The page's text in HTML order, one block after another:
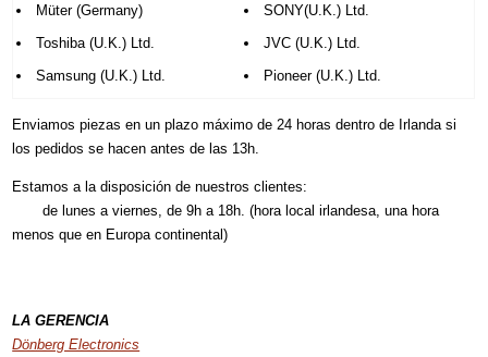
Müter (Germany)
Toshiba (U.K.) Ltd.
Samsung (U.K.) Ltd.
SONY(U.K.) Ltd.
JVC (U.K.) Ltd.
Pioneer (U.K.) Ltd.
Enviamos piezas en un plazo máximo de 24 horas dentro de Irlanda si
los pedidos se hacen antes de las 13h.
Estamos a la disposición de nuestros clientes:
de lunes a viernes, de 9h a 18h. (hora local irlandesa, una hora
menos que en Europa continental)
LA GERENCIA
Dönberg Electronics